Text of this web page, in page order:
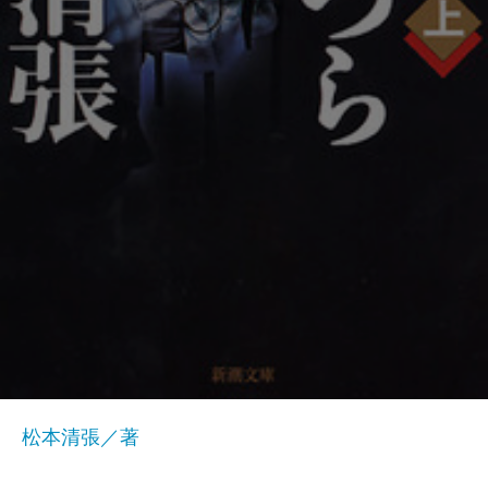
松本清張／著